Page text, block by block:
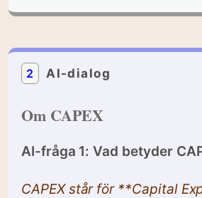
2 AI-dialog
Om CAPEX
AI-fråga 1: Vad betyder
CAPEX står för **Capital